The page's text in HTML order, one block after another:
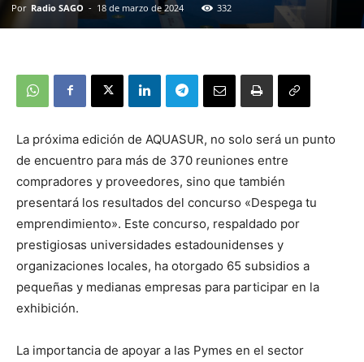
Por Radio SAGO - 18 de marzo de 2024 332
La próxima edición de AQUASUR, no solo será un punto
de encuentro para más de 370 reuniones entre
compradores y proveedores, sino que también
presentará los resultados del concurso «Despega tu
emprendimiento». Este concurso, respaldado por
prestigiosas universidades estadounidenses y
organizaciones locales, ha otorgado 65 subsidios a
pequeñas y medianas empresas para participar en la
exhibición.
La importancia de apoyar a las Pymes en el sector